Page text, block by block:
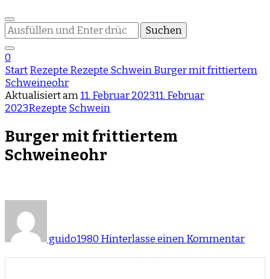
Suchst
du
nach
etwas?
0
StartRezepte Rezepte SchweinBurger mit frittiertem
Schweineohr
Aktualisiert am11. Februar 202311. Februar
2023Rezepte Schwein
Burger mit frittiertem
Schweineohr
guido1980 Hinterlasse einen Kommentar